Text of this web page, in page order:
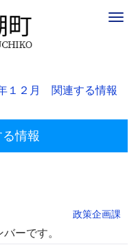
１２月 関連する情報
情報
政策企画課
ーです。